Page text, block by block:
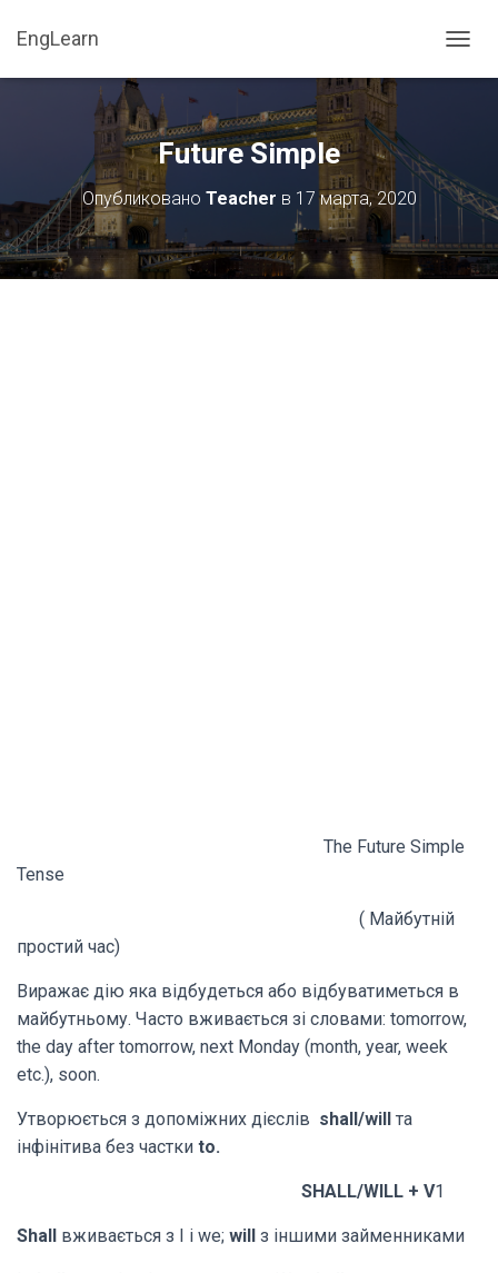
EngLearn
Е
Ю
Ч
Т
Ь
Future Simple
Опубликовано Teacher в 17 марта, 2020
The Future Simple
Tense
( Майбутній
простий час)
Виражає дію яка відбудеться або відбуватиметься в
майбутньому. Часто вживається зі словами: tomorrow,
the day after tomorrow, next Monday (month, year, week
etc.), soon.
Утворюється з допоміжних дієслів shall/will та
інфінітива без частки to.
SHALL/WILL + V1
Shall вживається з I і we; will з іншими займенниками